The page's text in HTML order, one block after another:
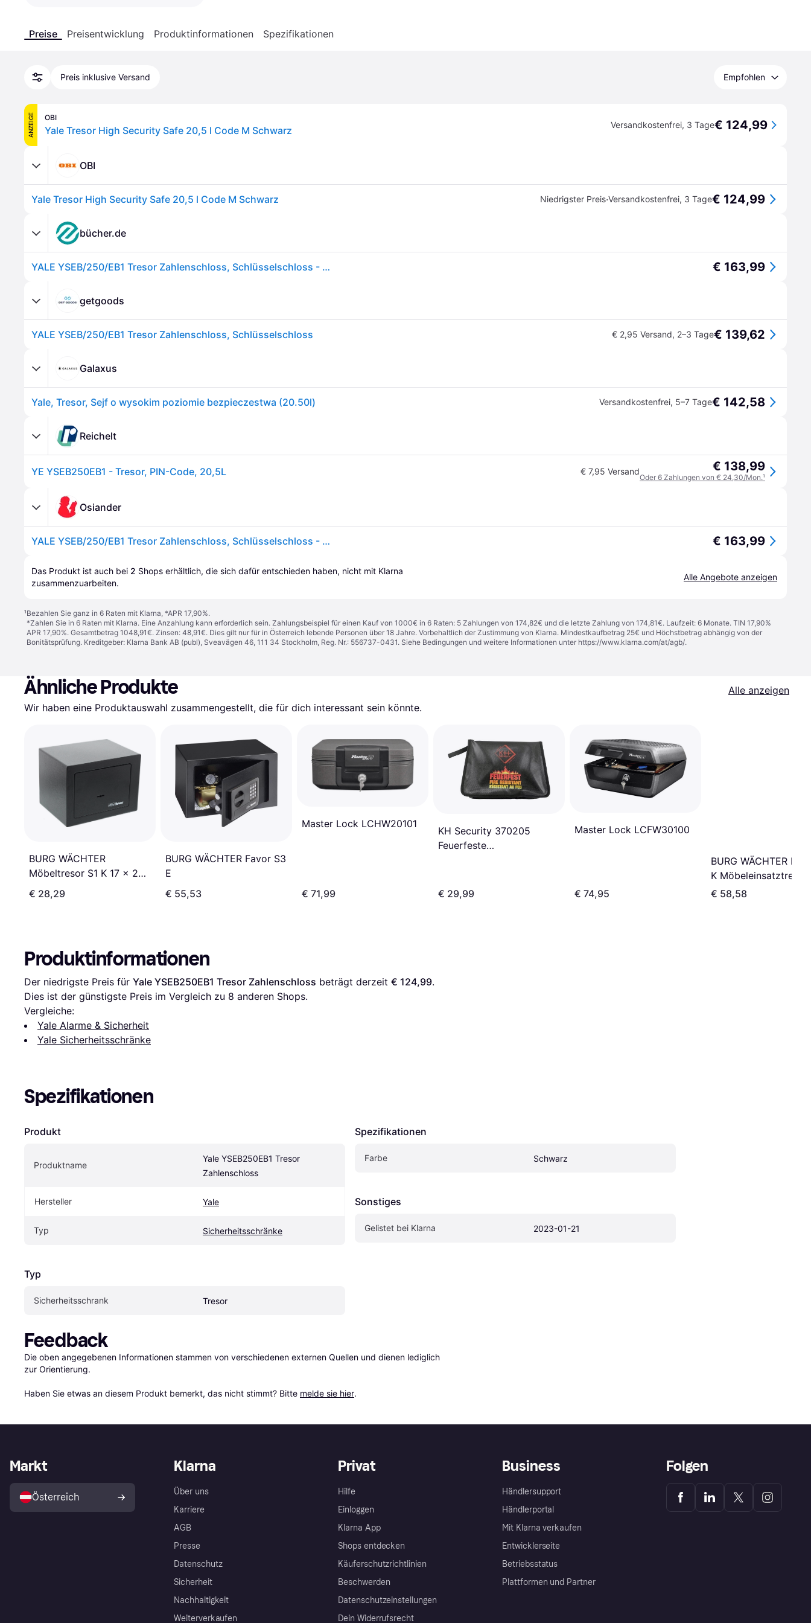
Preise Preisentwicklung Produktinformationen Spezifikationen
Preis inklusive Versand Empfohlen
ANZEIGE OBI
Yale Tresor High Security Safe 20,5 l Code M Schwarz Versandkostenfrei, 3 Tage€ 124,99
OBI
Yale Tresor High Security Safe 20,5 l Code M Schwarz Niedrigster Preis·Versandkostenfrei, 3 Tage€ 124,99
bücher.de
YALE YSEB/250/EB1 Tresor Zahlenschloss, Schlüsselschloss - Schwarz € 163,99
getgoods
YALE YSEB/250/EB1 Tresor Zahlenschloss, Schlüsselschloss € 2,95 Versand, 2–3 Tage€ 139,62
Galaxus
Yale, Tresor, Sejf o wysokim poziomie bezpieczestwa (20.50l) Versandkostenfrei, 5–7 Tage€ 142,58
Reichelt
YE YSEB250EB1 - Tresor, PIN-Code, 20,5L € 7,95 Versand € 138,99
Oder 6 Zahlungen von € 24,30/Mon.¹
Osiander
YALE YSEB/250/EB1 Tresor Zahlenschloss, Schlüsselschloss - Schwarz € 163,99
Das Produkt ist auch bei 2 Shops erhältlich, die sich dafür entschieden haben, nicht mit Klarna
zusammenzuarbeiten.
Alle Angebote anzeigen
¹Bezahlen Sie ganz in 6 Raten mit Klarna, *APR 17,90%.
*Zahlen Sie in 6 Raten mit Klarna. Eine Anzahlung kann erforderlich sein. Zahlungsbeispiel für einen Kauf von 1000€ in 6 Raten: 5 Zahlungen von 174,82€ und die letzte Zahlung von 174,81€. Laufzeit: 6 Monate. TIN 17,90%
APR 17,90%. Gesamtbetrag 1048,91€. Zinsen: 48,91€. Dies gilt nur für in Österreich lebende Personen über 18 Jahre. Vorbehaltlich der Zustimmung von Klarna. Mindestkaufbetrag 25€ und Höchstbetrag abhängig von der
Bonitätsprüfung. Kreditgeber: Klarna Bank AB (publ), Sveavägen 46, 111 34 Stockholm, Reg. Nr.: 556737-0431. Siehe Bedingungen und weitere Informationen unter https://www.klarna.com/at/agb/.
Ähnliche Produkte
Alle anzeigen
Wir haben eine Produktauswahl zusammengestellt, die für dich interessant sein könnte.
BURG WÄCHTER
Möbeltresor S1 K 17 x 23
x 17 cm
€ 28,29
BURG WÄCHTER Favor S3
E
€ 55,53
Master Lock LCHW20101
€ 71,99
KH Security 370205
Feuerfeste
€ 29,99
Master Lock LCFW30100
€ 74,95
BURG WÄCHTER
K
35 x 25 cm
€ 58,58
Produktinformationen
Der niedrigste Preis für Yale YSEB250EB1 Tresor Zahlenschloss beträgt derzeit € 124,99.
Dies ist der günstigste Preis im Vergleich zu 8 anderen Shops.
Vergleiche:
Yale Alarme & Sicherheit
Yale Sicherheitsschränke
Spezifikationen
Produkt
Produktname
Yale YSEB250EB1 Tresor
Zahlenschloss
Hersteller Yale
Typ Sicherheitsschränke
Typ
Sicherheitsschrank Tresor
Spezifikationen
Farbe Schwarz
Sonstiges
Gelistet bei Klarna 2023-01-21
Feedback
Die oben angegebenen Informationen stammen von verschiedenen externen Quellen und dienen lediglich
zur Orientierung.
Haben Sie etwas an diesem Produkt bemerkt, das nicht stimmt? Bitte melde sie hier.
Klarna
Über uns
Karriere
AGB
Presse
Datenschutz
Sicherheit
Nachhaltigkeit
Weiterverkaufen
Privat
Hilfe
Einloggen
Klarna App
Shops entdecken
Käuferschutzrichtlinien
Beschwerden
Datenschutzeinstellungen
Dein Widerrufsrecht
Business
Händlersupport
Händlerportal
Mit Klarna verkaufen
Entwicklerseite
Betriebsstatus
Plattformen und Partner
Markt
Österreich
Folgen